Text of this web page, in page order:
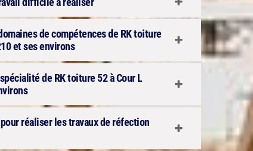
de compétences de RK toiture
et ses environs
de RK toiture 52 à Cour L
réaliser les travaux de réfection